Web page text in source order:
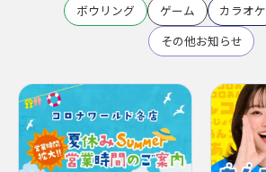
ボウリング
ゲーム カラオケ
その他お知らせ